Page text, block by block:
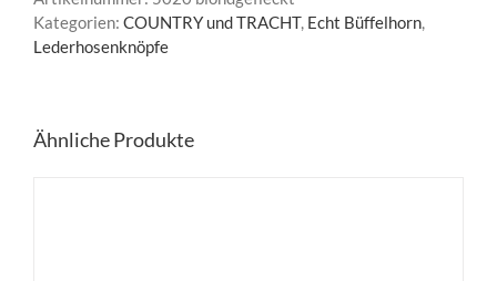
Kategorien: COUNTRY und TRACHT, Echt Büffelhorn,
Lederhosenknöpfe
Ähnliche Produkte